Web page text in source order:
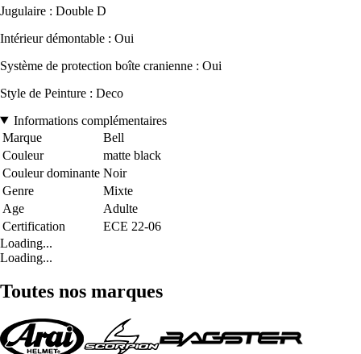
Jugulaire : Double D
Intérieur démontable : Oui
Système de protection boîte cranienne : Oui
Style de Peinture : Deco
Informations complémentaires
Marque
Bell
Couleur
matte black
Couleur dominante Noir
Genre
Mixte
Age
Adulte
Certification
ECE 22-06
Loading...
Loading...
Toutes nos marques